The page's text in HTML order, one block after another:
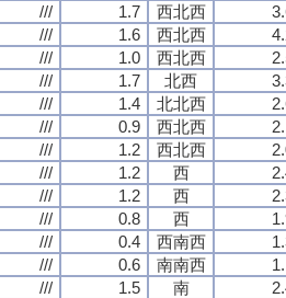
/// 1.7 西北西
/// 1.6 西北西
/// 1.0 西北西
/// 1.7 北西
/// 1.4 北北西
/// 0.9 西北西
/// 1.2 西北西
/// 1.2 西
/// 1.2 西
/// 0.8 西
/// 0.4 西南西
/// 0.6 南南西
/// 1.5 南